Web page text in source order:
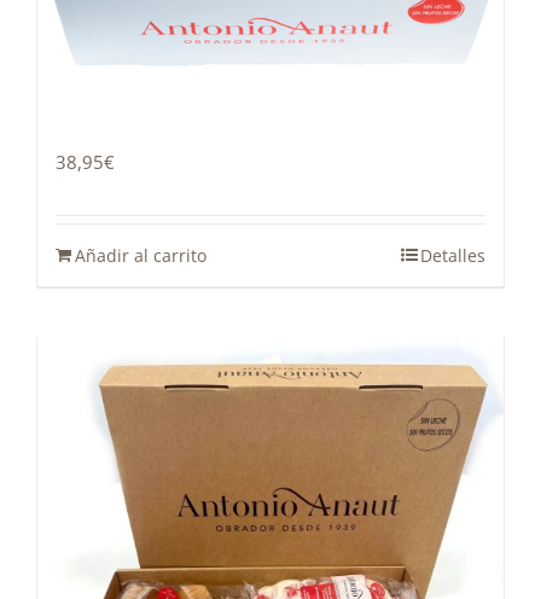
38,95€
Añadir al carrito Detalles